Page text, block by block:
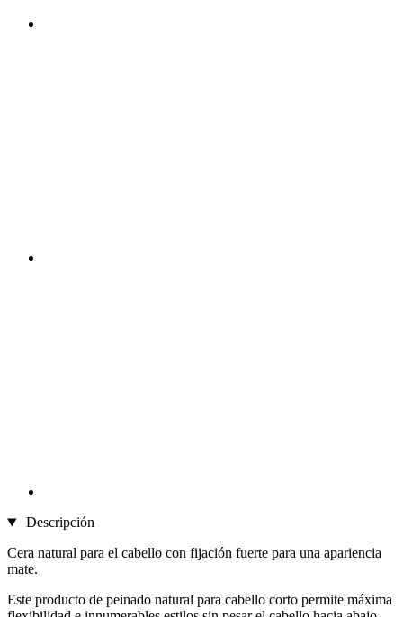
Descripción
Cera natural para el cabello con fijación fuerte para una apariencia
mate.
Este producto de peinado natural para cabello corto permite máxima